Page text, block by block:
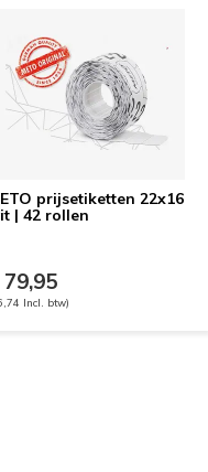
prijsetiketten 22x16
| 42 rollen
Incl. btw)